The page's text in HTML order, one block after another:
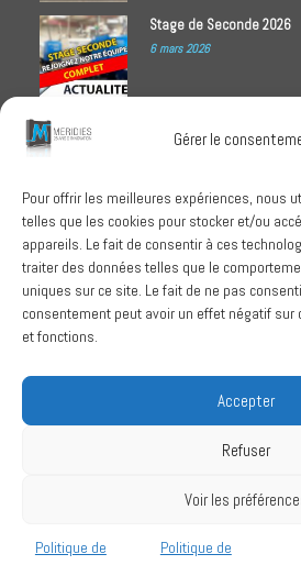
Gérer le
Pour offrir les meilleures expériences, nous
telles que les cookies pour stocker et/ou
appareils. Le fait de consentir à ces
traiter des données telles que le
uniques sur ce site. Le fait de ne pas
consentement peut avoir un effet négatif
et fonctions.
Accepter
Refuser
Voir les
Politique de
Politique de
Stage de Seconde 2026
6 mars 2026
1 octobre 2025
RECHERCHER
SUIVEZ-NOUS
Conditions Générales de Vente
Politique de confidentialité